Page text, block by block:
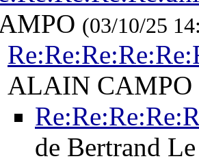
(03/10/25
ALAIN CAMPO
de Bertrand